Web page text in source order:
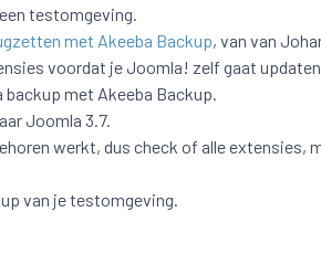
testomgeving.
met Akeeba Backup, van van
voordat je Joomla! zelf gaat
backup met Akeeba Backup.
Joomla 3.7.
werkt, dus check of alle extensies,
van je testomgeving.